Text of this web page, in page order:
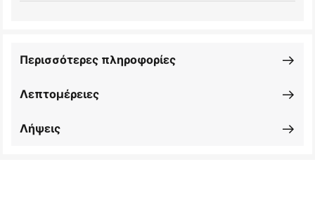
Λεπτομέρειες
Περισσότερες πληροφορίες
Λήψεις